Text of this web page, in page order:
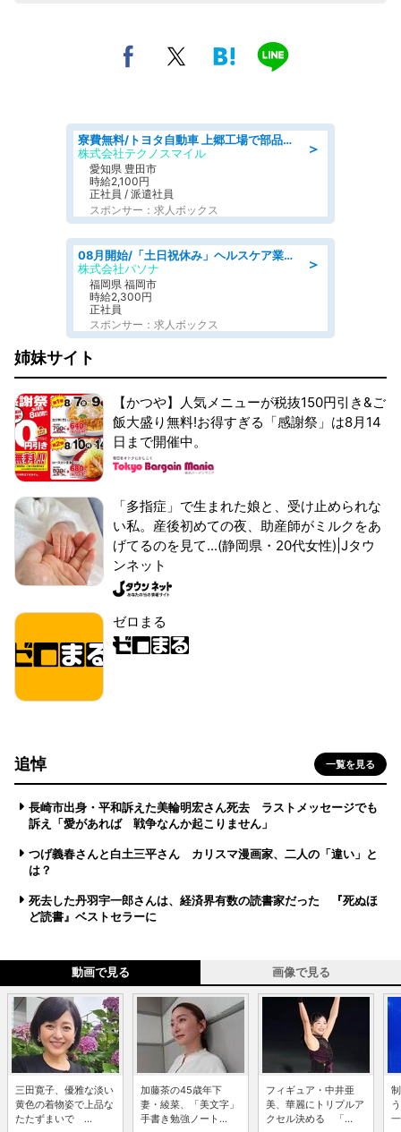
＞
寮費無料/トヨタ自動車 上郷工場で部品の組立製造/tutumi
株式会社テクノスマイル
愛知県 豊田市
時給2,100円
正社員 / 派遣社員
スポンサー：求人ボックス
＞
08月開始/「土日祝休み」ヘルスケア業界の産業保健師/高時給/未経験OK/要資格:保健師、正看護師
株式会社パソナ
福岡県 福岡市
時給2,300円
正社員
スポンサー：求人ボックス
姉妹サイト
【かつや】人気メニューが税抜150円引き&ご
飯大盛り無料!お得すぎる「感謝祭」は8月14
日まで開催中。
「多指症」で生まれた娘と、受け止められな
い私。産後初めての夜、助産師がミルクをあ
げてるのを見て...(静岡県・20代女性)|Jタウ
ンネット
ゼロまる
追悼 一覧を見る
長崎市出身・平和訴えた美輪明宏さん死去 ラストメッセージでも
訴え「愛があれば 戦争なんか起こりません」
つげ義春さんと白土三平さん カリスマ漫画家、二人の「違い」と
は？
死去した丹羽宇一郎さんは、経済界有数の読書家だった 『死ぬほ
ど読書』ベストセラーに
動画で見る 画像で見る
三田寛子、優雅な淡い
黄色の着物姿で上品な
たたずまいで ...
加藤茶の45歳年下
妻・綾菜、「美文字」
手書き勉強ノート...
フィギュア・中井亜
美、華麗にトリプルア
クセル決める 「...